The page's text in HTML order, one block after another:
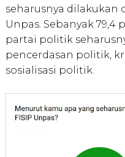
seharusnya dilakukan
Unpas. Sebanyak
partai politik
pencerdasan politik,
sosialisasi politik.